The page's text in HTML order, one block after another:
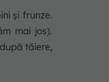
și frunze.
mai jos).
tăiere,